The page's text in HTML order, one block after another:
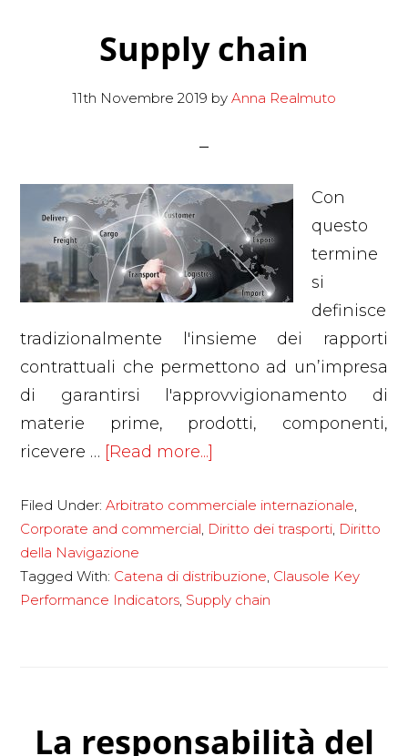
Supply chain
11th Novembre 2019 by Anna Realmuto
Con
questo
termine
si
definisce
tradizionalmente l'insieme dei rapporti
contrattuali che permettono ad un’impresa
di garantirsi l'approvvigionamento di
materie prime, prodotti, componenti,
ricevere … [Read more...]
chain
Filed Under:Arbitrato commerciale internazionale,
Corporate and commercial, Diritto dei trasporti, Diritto
della Navigazione
Tagged With: Catena di distribuzione, Clausole Key
Performance Indicators, Supply chain
La responsabilità del